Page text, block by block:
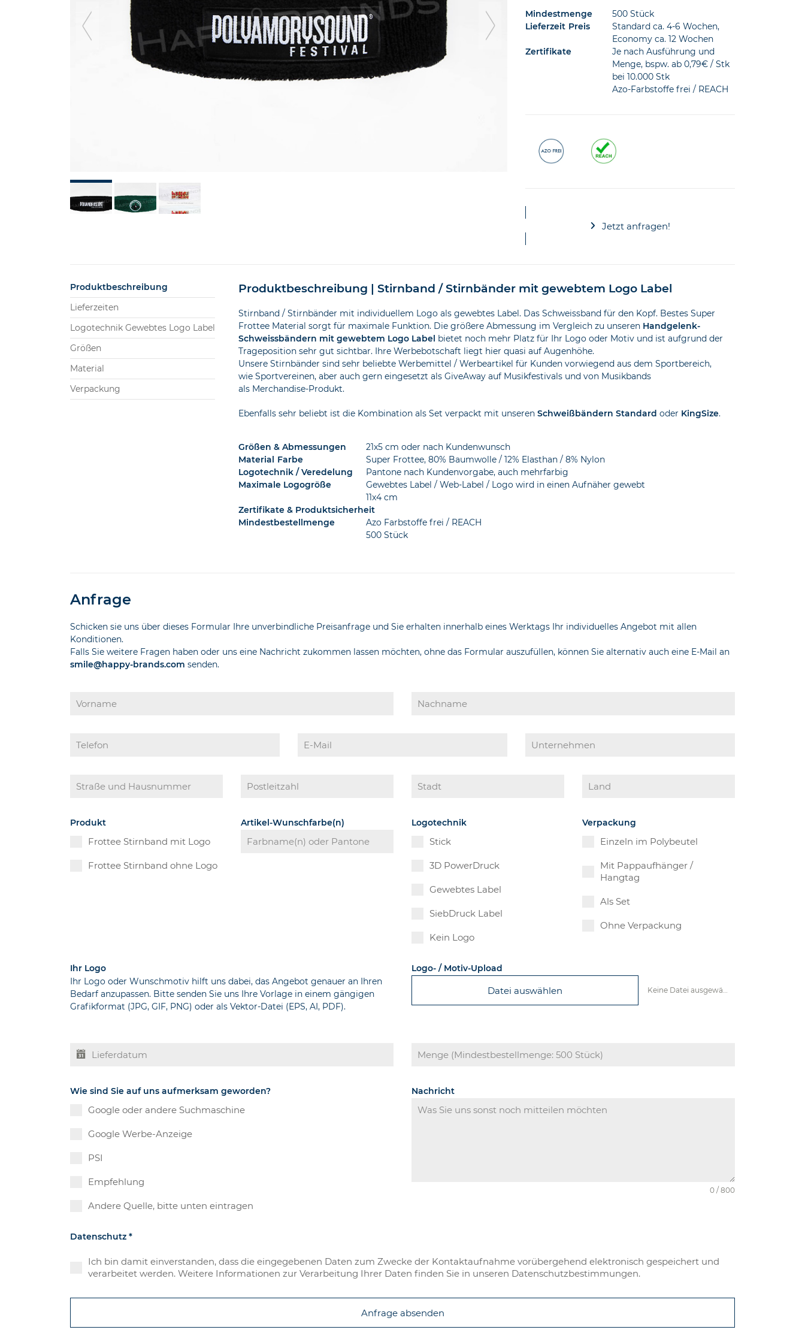
previous
slide
nextMindestmenge
500 Stück
Lieferzeit
Standard ca. 4-6 Wochen,
Economy ca. 12 Wochen
Preis
Je nach Ausführung und
Menge, bspw. ab 0,79€ / Stk
bei 10.000 Stk
Zertifikate
Azo-Farbstoffe frei / REACH
Jetzt anfragen!
Produktbeschreibung
Lieferzeiten
Logotechnik Gewebtes Logo Label
Größen
Material
Verpackung
Produktbeschreibung | Stirnband / Stirnbänder mit gewebtem Logo Label
Stirnband / Stirnbänder mit individuellem Logo als gewebtes Label. Das Schweissband für den Kopf. Bestes Super
Frottee Material sorgt für maximale Funktion. Die größere Abmessung im Vergleich zu unseren Handgelenk-
Schweissbändern mit gewebtem Logo Label bietet noch mehr Platz für Ihr Logo oder Motiv und ist aufgrund der
Trageposition sehr gut sichtbar. Ihre Werbebotschaft liegt hier quasi auf Augenhöhe.
Unsere Stirnbänder sind sehr beliebte Werbemittel / Werbeartikel für Kunden vorwiegend aus dem Sportbereich,
wie Sportvereinen, aber auch gern eingesetzt als GiveAway auf Musikfestivals und von Musikbands
als Merchandise-Produkt.
Ebenfalls sehr beliebt ist die Kombination als Set verpackt mit unserenSchweißbändern Standard oder KingSize.
Größen & Abmessungen
21x5 cm oder nach Kundenwunsch
Material
Super Frottee, 80% Baumwolle / 12% Elasthan / 8% Nylon
Farbe
Pantone nach Kundenvorgabe, auch mehrfarbig
Logotechnik / Veredelung
Gewebtes Label / Web-Label / Logo wird in einen Aufnäher gewebt
Maximale Logogröße
11x4 cm
Zertifikate & Produktsicherheit
Azo Farbstoffe frei / REACH
Mindestbestellmenge
500 Stück
Anfrage
Schicken sie uns über dieses Formular Ihre unverbindliche Preisanfrage und Sie erhalten innerhalb eines Werktags Ihr individuelles Angebot mit allen
Konditionen.
Falls Sie weitere Fragen haben oder uns eine Nachricht zukommen lassen möchten, ohne das Formular auszufüllen, können Sie alternativ auch eine E-Mail an
smile@happy-brands.com senden.
Produkt
Frottee Stirnband mit Logo
Frottee Stirnband ohne Logo
Artikel-Wunschfarbe(n) Logotechnik
Stick
3D PowerDruck
Gewebtes Label
SiebDruck Label
Kein Logo
Verpackung
Einzeln im Polybeutel
Mit Pappaufhänger /
Hangtag
Als Set
Ohne Verpackung
Ihr Logo
Ihr Logo oder Wunschmotiv hilft uns dabei, das Angebot genauer an Ihren
Bedarf anzupassen. Bitte senden Sie uns Ihre Vorlage in einem gängigen
Grafikformat (JPG, GIF, PNG) oder als Vektor-Datei (EPS, AI, PDF).
Logo- / Motiv-Upload
Datei auswählen Keine Datei ausgewählt
Wie sind Sie auf uns aufmerksam geworden?
Google oder andere Suchmaschine
Google Werbe-Anzeige
PSI
Empfehlung
Andere Quelle, bitte unten eintragen
Nachricht
0 / 800
Datenschutz*
Ich bin damit einverstanden, dass die eingegebenen Daten zum Zwecke der Kontaktaufnahme vorübergehend elektronisch gespeichert und
verarbeitet werden. Weitere Informationen zur Verarbeitung Ihrer Daten finden Sie in unseren Datenschutzbestimmungen.
Anfrage absenden